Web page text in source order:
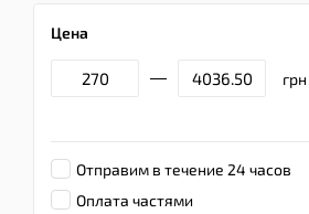
Цена
грн
Отправим в течение 24 часов
Оплата частями